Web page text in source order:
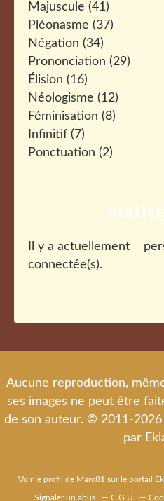
Majuscule (41)
Pléonasme (37)
Négation (34)
Prononciation (29)
Élision (16)
Néologisme (12)
Féminisation (8)
Infinitif (7)
Ponctuation (2)
Il y a actuellement
connectée(s).
Aucune reproduction,
ses images ne peut être
de son auteur. © 2011-
par
Voir le profil de Marc81 sur le portail
Signaler un abus C.G.U.